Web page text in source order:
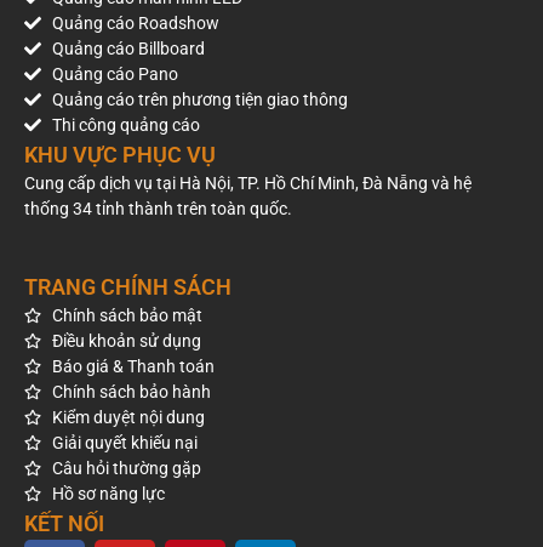
Quảng cáo Roadshow
Quảng cáo Billboard
Quảng cáo Pano
Quảng cáo trên phương tiện giao thông
Thi công quảng cáo
KHU VỰC PHỤC VỤ
Cung cấp dịch vụ tại Hà Nội, TP. Hồ Chí Minh, Đà Nẵng và hệ
thống 34 tỉnh thành trên toàn quốc.
TRANG CHÍNH SÁCH
Chính sách bảo mật
Điều khoản sử dụng
Báo giá & Thanh toán
Chính sách bảo hành
Kiểm duyệt nội dung
Giải quyết khiếu nại
Câu hỏi thường gặp
Hồ sơ năng lực
KẾT NỐI